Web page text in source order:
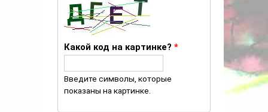
Какой код на картинке? *
Введите символы, которые
показаны на картинке.